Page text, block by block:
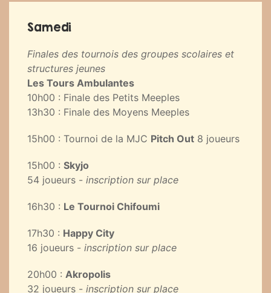
Samedi
Finales des tournois des groupes scolaires et
structures jeunes
Les Tours Ambulantes
10h00 : Finale des Petits Meeples
13h30 : Finale des Moyens Meeples
15h00 : Tournoi de la MJC Pitch Out 8 joueurs
15h00 : Skyjo
54 joueurs - inscription sur place
16h30 : Le Tournoi Chifoumi
17h30 : Happy City
16 joueurs - inscription sur place
20h00 : Akropolis
32 joueurs - inscription sur place